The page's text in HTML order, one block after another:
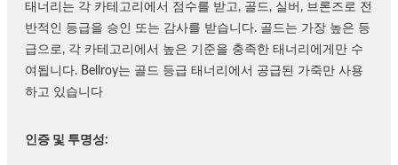
태너리는 각 카테고리에서 점수를 받고, 골드, 실버, 브론즈로 전
반적인 등급을 승인 또는 감사를 받습니다. 골드는 가장 높은 등
급으로, 각 카테고리에서 높은 기준을 충족한 태너리에게만 수
여됩니다. Bellroy는 골드 등급 태너리에서 공급된 가죽만 사용
하고 있습니다
인증 및 투명성: